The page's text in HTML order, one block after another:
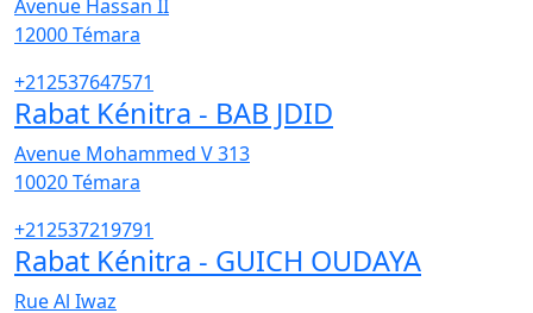
Avenue Hassan II
12000Témara
+212537647571
Rabat Kénitra - BAB JDID
Avenue Mohammed V 313
10020Témara
+212537219791
Rabat Kénitra - GUICH OUDAYA
Rue Al Iwaz